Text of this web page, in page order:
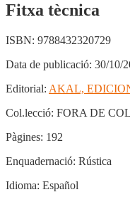
Fitxa tècnica
ISBN: 9788432320729
Data de publicació: 30/10/
Editorial: AKAL,
Col.lecció: FORA DE
Pàgines: 192
Enquadernació: Rústica
Idioma: Español